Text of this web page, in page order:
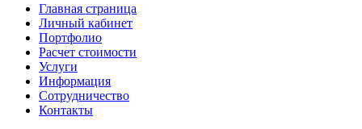
Главная страница
Личный кабинет
Портфолио
Расчет стоимости
Услуги
Информация
Сотрудничество
Контакты